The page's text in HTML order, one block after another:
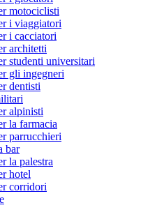
motociclisti
i viaggiatori
i cacciatori
architetti
studenti universitari
gli ingegneri
dentisti
alpinisti
la farmacia
parrucchieri
bar
la palestra
hotel
corridori